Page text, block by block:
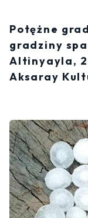
Potężne
gradziny
Altinyayla, 2
Aksaray